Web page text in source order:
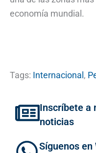
economía mundial.
Tags: Internacional ,
Inscríbete a
noticias
Síguenos